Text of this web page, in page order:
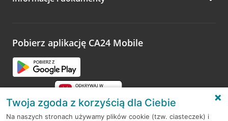
opinie.
Pobierz aplikację CA24 Mobile
Twoja zgoda z korzyścią dla Ciebie
Na naszych stronach używamy plików cookie (tzw. ciasteczek) i